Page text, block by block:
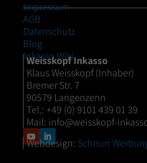
Impressum
AGB
Datenschutz
Blog
Inkasso Wiki
Weisskopf Inkasso
Klaus Weisskopf (Inhaber)
Bremer Str. 7
90579 Langenzenn
Tel.: +49 (0) 9101 439 01 39
Mail: info@weisskopf-
Webdesign: Schnurr